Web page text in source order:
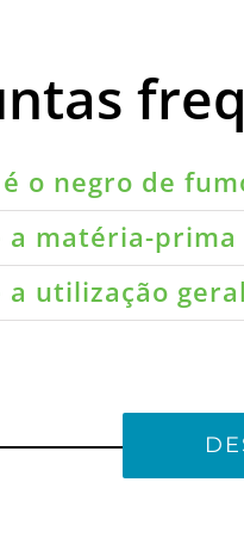
o negro de
a matéria-
a utilização